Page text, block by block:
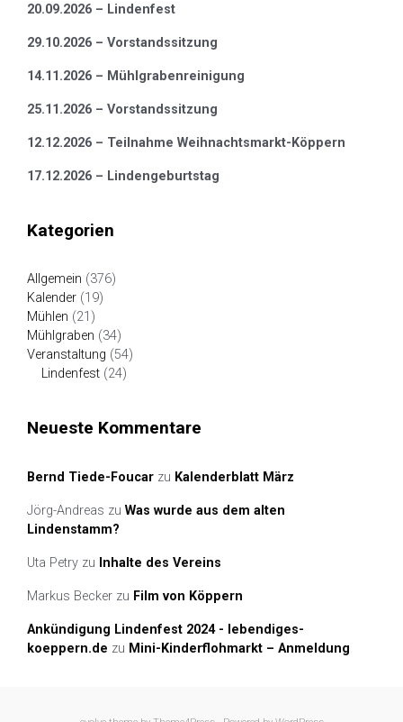
20.09.2026 – Lindenfest
29.10.2026 – Vorstandssitzung
14.11.2026 – Mühlgrabenreinigung
25.11.2026 – Vorstandssitzung
12.12.2026 – Teilnahme Weihnachtsmarkt-Köppern
17.12.2026 – Lindengeburtstag
Kategorien
Allgemein (376)
Kalender (19)
Mühlen (21)
Mühlgraben (34)
Veranstaltung (54)
Lindenfest (24)
Neueste Kommentare
Bernd Tiede-Foucar zu Kalenderblatt März
Jörg-Andreas zu Was wurde aus dem alten
Lindenstamm?
Uta Petry zu Inhalte des Vereins
Markus Becker zu Film von Köppern
Ankündigung Lindenfest 2024 - lebendiges-
koeppern.de zu Mini-Kinderflohmarkt – Anmeldung